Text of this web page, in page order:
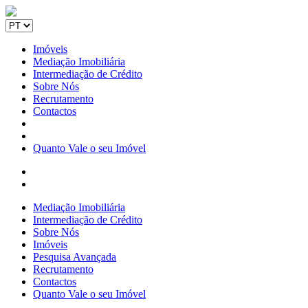
Imóveis
Mediação Imobiliária
Intermediação de Crédito
Sobre Nós
Recrutamento
Contactos
Quanto Vale o seu Imóvel
Mediação Imobiliária
Intermediação de Crédito
Sobre Nós
Imóveis
Pesquisa Avançada
Recrutamento
Contactos
Quanto Vale o seu Imóvel